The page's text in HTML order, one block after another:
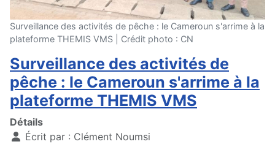
Surveillance des activités de pêche : le Cameroun s'arrime à la
plateforme THEMIS VMS | Crédit photo : CN
Surveillance des activités de
pêche : le Cameroun s'arrime à la
plateforme THEMIS VMS
Détails
Écrit par : Clément Noumsi